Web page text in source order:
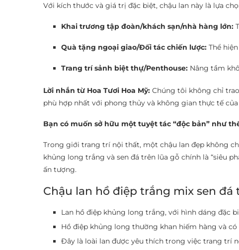
Với kích thước và giá trị đặc biệt, chậu lan này là lựa
Khai trương tập đoàn/khách sạn/nhà hàng lớn:
Quà tặng ngoại giao/Đối tác chiến lược: Thể
Trang trí sảnh biệt thự/Penthouse: Nâng tầm
Lời nhắn từ Hoa Tươi Hoa Mỹ: Chúng tôi không chỉ
phù hợp nhất với phong thủy và không gian thực tế của
Bạn có muốn sở hữu một tuyệt tác “độc bản” như
Trong giới trang trí nội thất, một chậu lan đẹp không
khủng long trắng và sen đá trên lũa gỗ chính là “siêu
ấn tượng.
Chậu lan hồ điệp trắng mix sen
Lan hồ điệp khủng long trắng, với hình dáng đặc
Hồ điệp khủng long thường khan hiếm hàng và
Đây là loài lan được yêu thích trong việc trang trí